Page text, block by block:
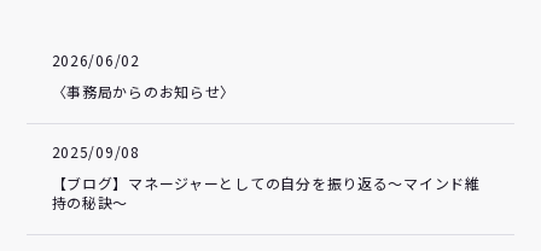
2026/06/02
〈事務局からのお知らせ〉
2025/09/08
【ブログ】マネージャーとしての自分を振り返る～マインド維
持の秘訣～